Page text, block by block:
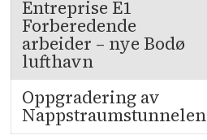
Entreprise E1
Forberedende
arbeider – nye Bodø
lufthavn
Oppgradering av
Nappstraumstunnelen